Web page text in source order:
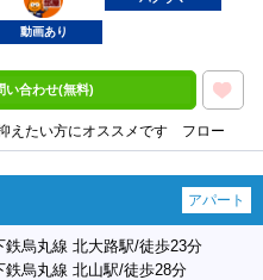
動画あり
い合わせ(無料)
えたい方にオススメです フロー
アパート
鉄烏丸線 北大路駅/徒歩23分
鉄烏丸線 北山駅/徒歩28分